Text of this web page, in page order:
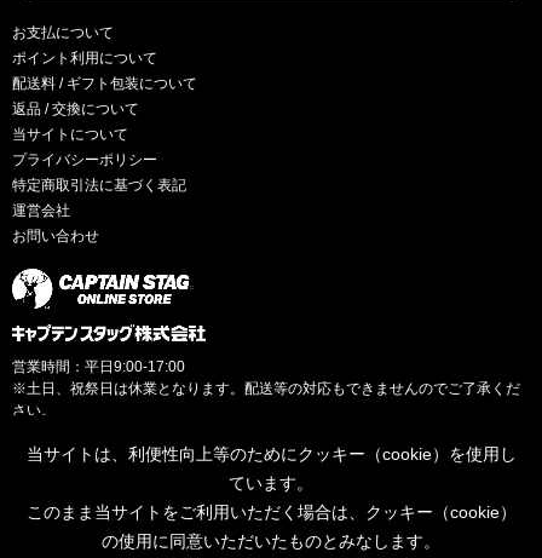
お支払について
ポイント利用について
配送料 / ギフト包装について
返品 / 交換について
当サイトについて
プライバシーポリシー
特定商取引法に基づく表記
運営会社
お問い合わせ
営業時間：平日9:00-17:00
※土日、祝祭日は休業となります。配送等の対応もできませんのでご了承くだ
さい。
当サイトは、利便性向上等のためにクッキー（cookie）を使用し
ています。
このまま当サイトをご利用いただく場合は、クッキー（cookie）
の使用に同意いただいたものとみなします。